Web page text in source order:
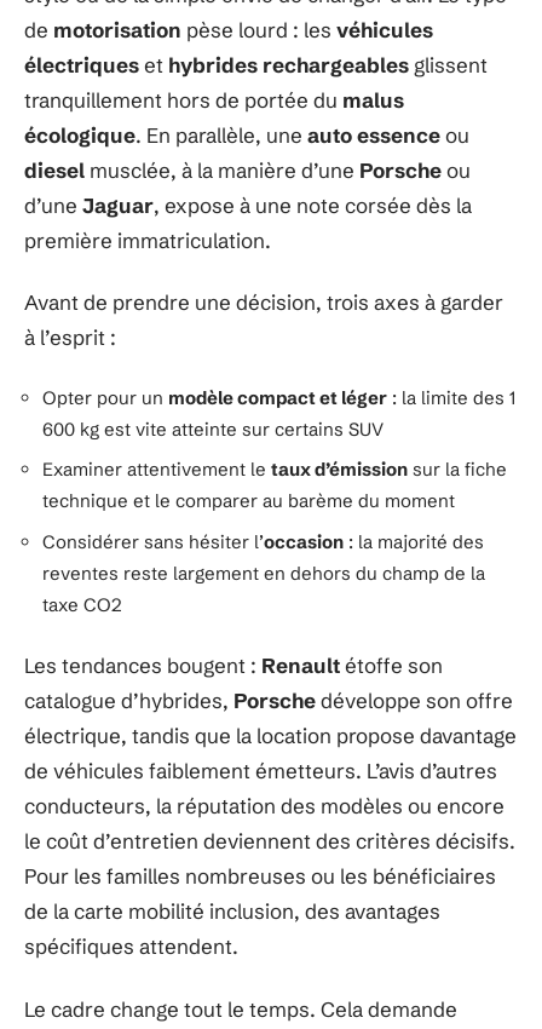
de motorisation pèse lourd : les véhicules
électriqueset hybrides rechargeables glissent
tranquillement hors de portée du malus
écologique. En parallèle, une auto essenceou
diesel musclée, à la manière d’une Porscheou
d’une Jaguar, expose à une note corsée dès la
première immatriculation.
Avant de prendre une décision, trois axes à garder
à l’esprit :
Opter pour un modèle compact et léger : la limite des 1
600 kg est vite atteinte sur certains SUV
Examiner attentivement le taux d’émission sur la fiche
technique et le comparer au barème du moment
Considérer sans hésiter l’occasion : la majorité des
reventes reste largement en dehors du champ de la
taxe CO2
Les tendances bougent : Renaultétoffe son
catalogue d’hybrides, Porschedéveloppe son offre
électrique, tandis que la location propose davantage
de véhicules faiblement émetteurs. L’avis d’autres
conducteurs, la réputation des modèles ou encore
le coût d’entretien deviennent des critères décisifs.
Pour les familles nombreuses ou les bénéficiaires
de la carte mobilité inclusion, des avantages
spécifiques attendent.
Le cadre change tout le temps. Cela demande